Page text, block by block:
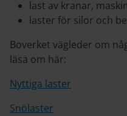
last av kranar,
laster för silor och
Boverket vägleder om
läsa om här:
Nyttiga laster
Snölaster